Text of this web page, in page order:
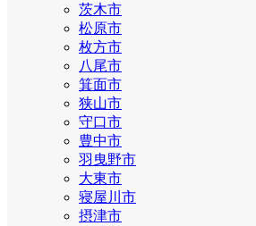
茨木市
松原市
枚方市
八尾市
箕面市
狭山市
守口市
豊中市
羽曳野市
大東市
寝屋川市
摂津市